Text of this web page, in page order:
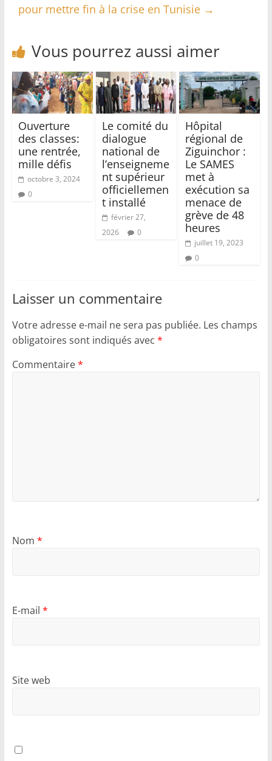
pour mettre fin à la crise en Tunisie →
Vous pourrez aussi aimer
Ouverture
des classes:
une rentrée,
mille défis
octobre 3, 2024
0
Le comité du
dialogue
national de
l’enseigneme
nt supérieur
officiellemen
t installé
février 27,
2026
0
Hôpital
régional de
Ziguinchor :
Le SAMES
met à
exécution sa
menace de
grève de 48
heures
juillet 19, 2023
0
Laisser un commentaire
Votre adresse e-mail ne sera pas publiée. Les champs
obligatoires sont indiqués avec *
Commentaire*
Nom *
E-mail *
Site web